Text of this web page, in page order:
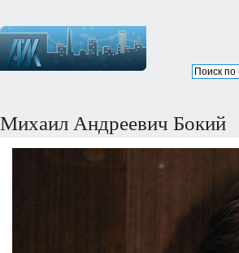
Михаил Андреевич Бокий